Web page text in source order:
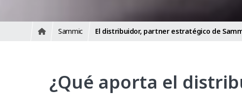
Sammic El distribuidor, partner estratégico de
¿Qué aporta el